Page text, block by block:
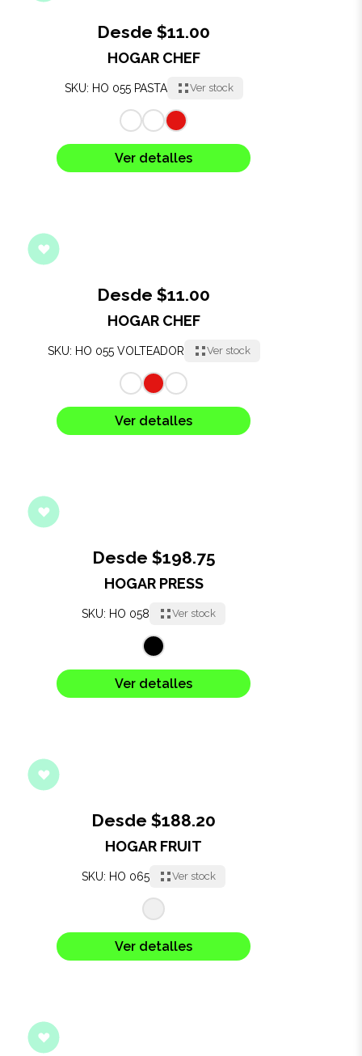
Desde $11.00
HOGAR CHEF
SKU: HO 055 PASTA Ver stock
Ver detalles
Desde $11.00
HOGAR CHEF
SKU: HO 055 VOLTEADOR Ver stock
Ver detalles
Desde $198.75
HOGAR PRESS
SKU: HO 058 Ver stock
Ver detalles
Desde $188.20
HOGAR FRUIT
SKU: HO 065 Ver stock
Ver detalles